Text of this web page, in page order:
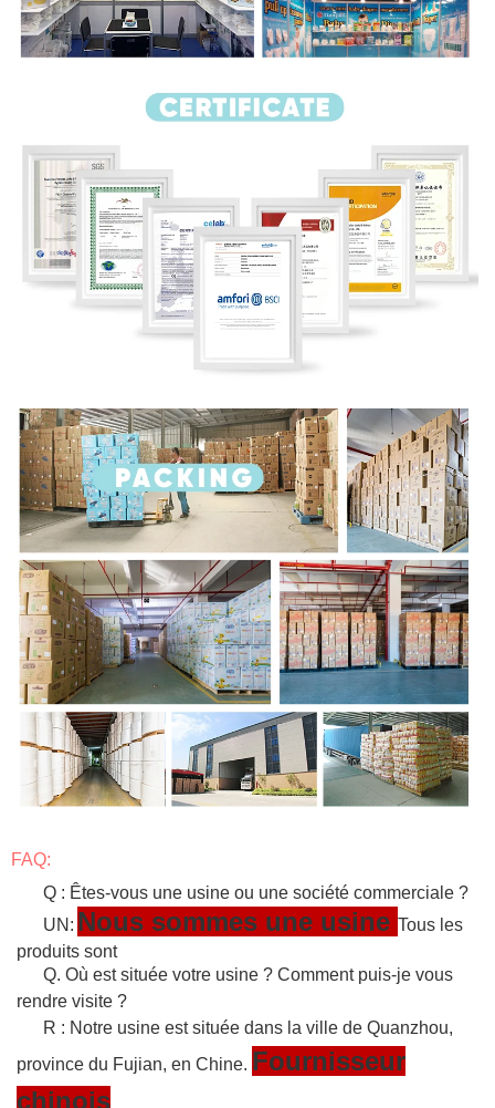
FAQ:
Q : Êtes-vous une usine ou une société commerciale ?
UN: Nous sommes une usine Tous les
produits sont
Q. Où est située votre usine ? Comment puis-je vous
rendre visite ?
R : Notre usine est située dans la ville de Quanzhou,
province du Fujian, en Chine. Fournisseur
chinois